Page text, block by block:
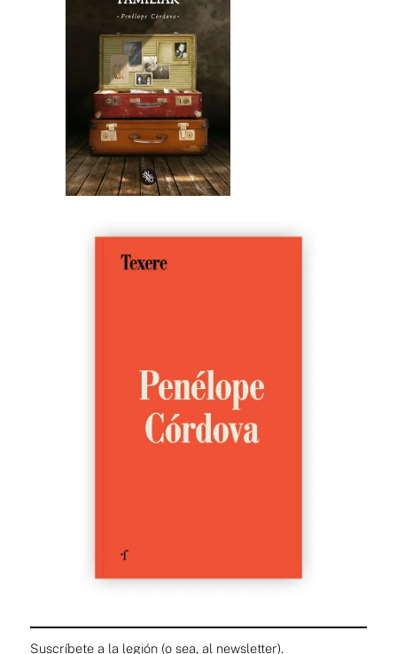
Suscríbete a la legión (o sea, al newsletter).